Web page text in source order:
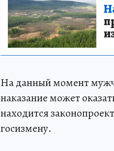
На данный момент
наказание может
находится
госизмену.